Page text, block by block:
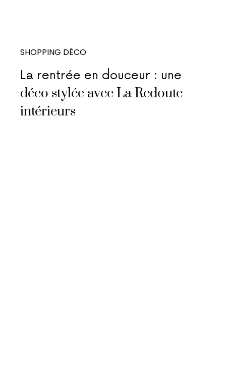
SHOPPING DÉCO
La rentrée en douceur : une
déco stylée avec La Redoute
intérieurs